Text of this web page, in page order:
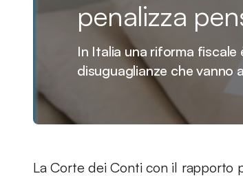
penalizza
In Italia una riforma fiscale
disuguaglianze che vanno
La Corte dei Conti con il rapporto